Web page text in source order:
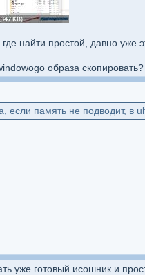
найти простой, давно уже
образа
если память не подводит, в
уже готовый исошник и